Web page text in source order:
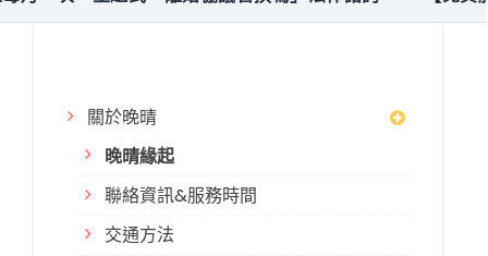
關於晚晴
晚晴緣起
聯絡資訊&服務時間
交通方法